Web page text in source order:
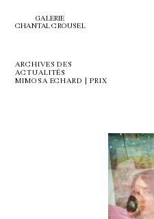
GALERIE
CHANTAL CROUSEL
ARCHIVES DES
ACTUALITÉS
MIMOSA ECHARD | PRIX